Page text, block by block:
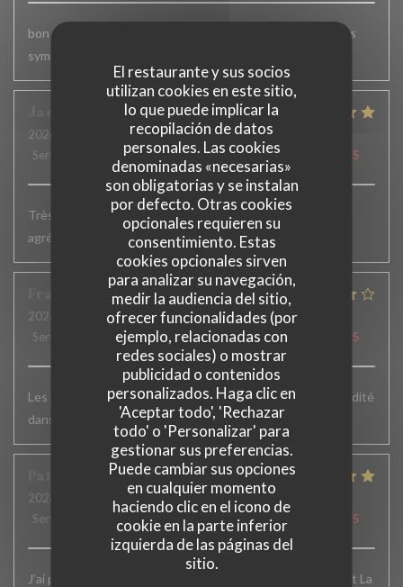
El restaurante y sus socios
utilizan cookies en este sitio,
lo que puede implicar la
recopilación de datos
personales. Las cookies
denominadas «necesarias»
son obligatorias y se instalan
por defecto. Otras cookies
opcionales requieren su
consentimiento. Estas
cookies opcionales sirven
para analizar su navegación,
medir la audiencia del sitio,
ofrecer funcionalidades (por
ejemplo, relacionadas con
redes sociales) o mostrar
publicidad o contenidos
personalizados. Haga clic en
'Aceptar todo', 'Rechazar
todo' o 'Personalizar' para
gestionar sus preferencias.
Puede cambiar sus opciones
en cualquier momento
haciendo clic en el icono de
cookie en la parte inferior
izquierda de las páginas del
sitio.
bon déjeuné mais portion du plat un peu juste. service très
sympa.
2026-07-02
- 19:15 - Invitados 2
Servicio
Ambiente: 5/5 Menú: 5/5 Calidad / Precio /5
Très bons plats. Service accueillant et efficace. Terrasse
agréable
2026-06-23
- 12:45 - Invitados 8
Servicio
Ambiente :4 /5 Menú:4/5 Calidad / Precio /5
Les plats sont vraiment très bons mais un peu plus de rapidité
dans le service serait appréciable
2026-06-24
- 12:15 - Invitados 6
Servicio
Ambiente : /5 Calidad / Precio /5
J’ai passé un excellent moment. L’accueil , le service, parfait La